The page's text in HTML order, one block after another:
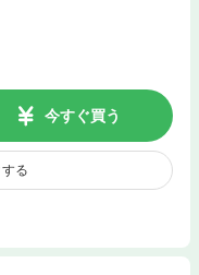
今すぐ買う
る